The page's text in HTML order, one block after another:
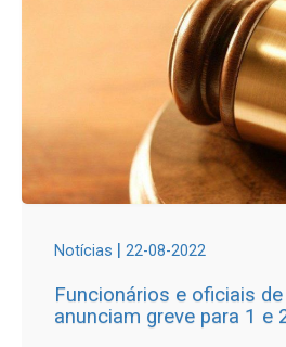
Notícias | 22-08-2022
Funcionários e oficiais
anunciam greve para 1 e